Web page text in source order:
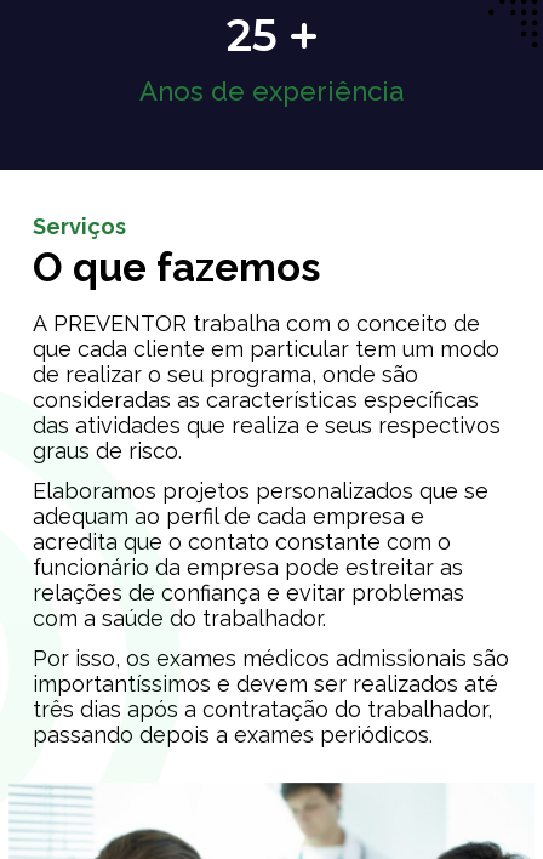
25
Anos de experiência
Serviços
O que fazemos
A PREVENTOR trabalha com o conceito de
que cada cliente em particular tem um modo
de realizar o seu programa, onde são
consideradas as características específicas
das atividades que realiza e seus respectivos
graus de risco.
Elaboramos projetos personalizados que se
adequam ao perfil de cada empresa e
acredita que o contato constante com o
funcionário da empresa pode estreitar as
relações de confiança e evitar problemas
com a saúde do trabalhador.
Por isso, os exames médicos admissionais são
importantíssimos e devem ser realizados até
três dias após a contratação do trabalhador,
passando depois a exames periódicos.